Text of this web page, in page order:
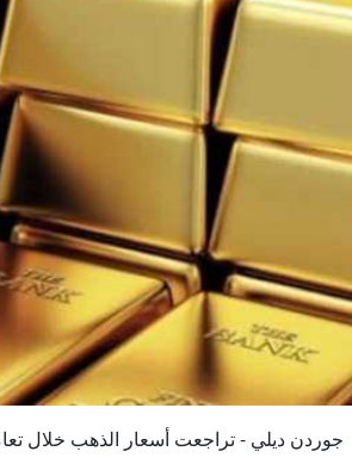
جوردن ديلي - تراجعت أسعار الذهب خلال